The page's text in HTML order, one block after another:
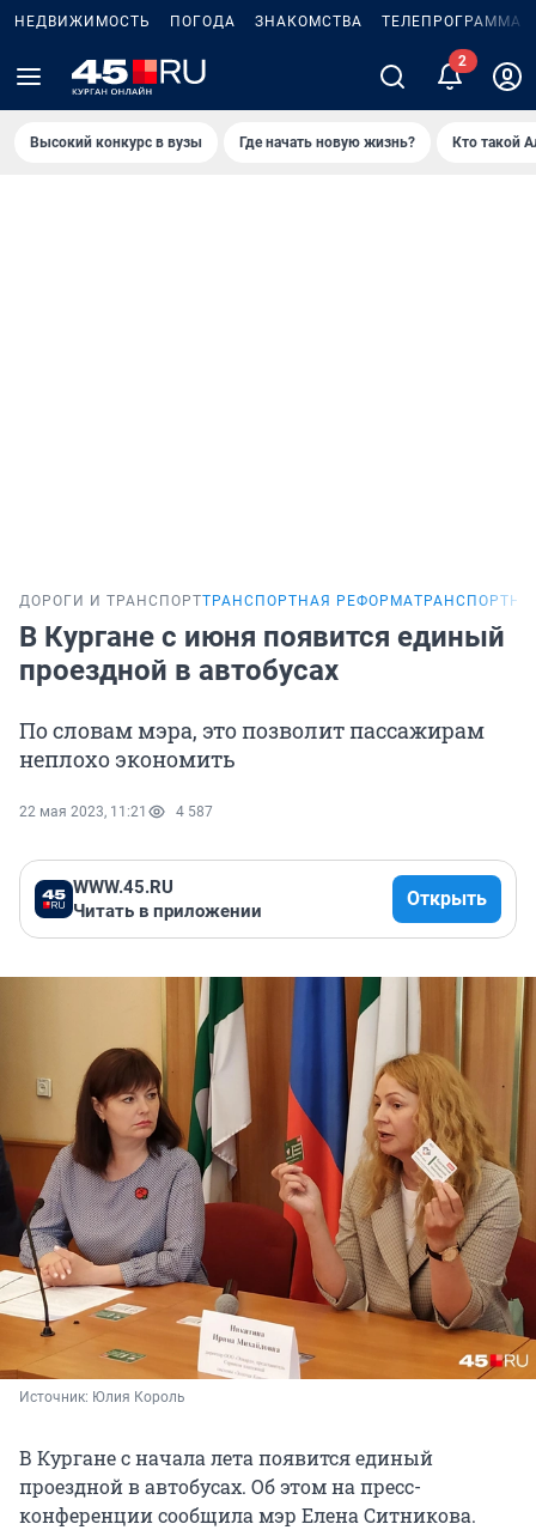
НЕДВИЖИМОСТЬ ПОГОДА ЗНАКОМСТВА ТЕЛЕПРОГРАММА
Высокий конкурс в вузы Где начать новую жизнь? Кто такой
ДОРОГИ И ТРАНСПОРТТРАНСПОРТНАЯ РЕФОРМА
В Кургане с июня появится единый
проездной в автобусах
По словам мэра, это позволит пассажирам
неплохо экономить
22 мая 2023, 11:21 4 587
WWW.45.RU
Читать в приложении
Открыть
Источник: Юлия Король
В Кургане с начала лета появится единый
проездной в автобусах. Об этом на пресс-
конференции сообщила мэр Елена Ситникова.